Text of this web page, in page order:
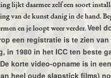
lijkt daarmee zelf een soort
van de kunst danig in de hand.
en je loopt weer verder.Veel
een registratie is te zien van
in 1980 in het ICC ten beste
korte video-opname is in
heel oude slapstick films)